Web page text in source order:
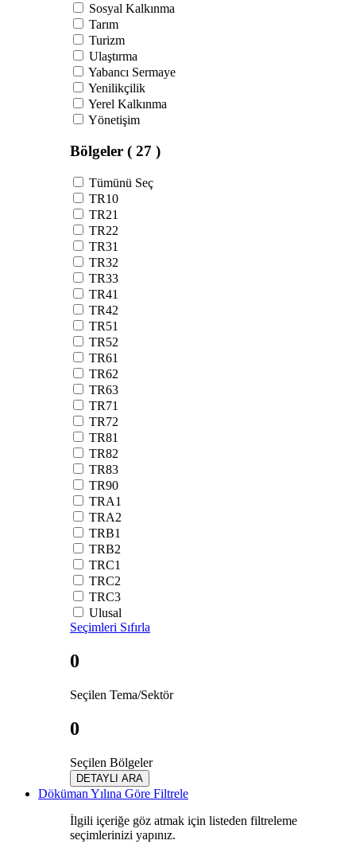
Sosyal Kalkınma
Tarım
Turizm
Ulaştırma
Yabancı Sermaye
Yenilikçilik
Yerel Kalkınma
Yönetişim
Bölgeler ( 27 )
Tümünü Seç
TR10
TR21
TR22
TR31
TR32
TR33
TR41
TR42
TR51
TR52
TR61
TR62
TR63
TR71
TR72
TR81
TR82
TR83
TR90
TRA1
TRA2
TRB1
TRB2
TRC1
TRC2
TRC3
Ulusal
Seçimleri Sıfırla
0
Seçilen Tema/Sektör
0
Seçilen Bölgeler
DETAYLI ARA
Döküman Yılına Göre Filtrele
İlgili içeriğe göz atmak için listeden filtreleme
seçimlerinizi yapınız.